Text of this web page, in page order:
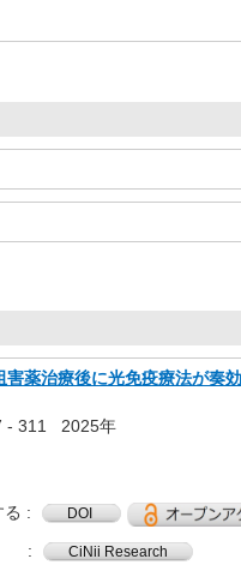
薬治療後に光免疫療法が奏
- 311 2025年
DOI
CiNii Research